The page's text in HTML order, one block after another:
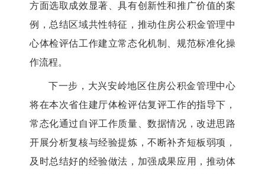
方面选取成效显著、具有创新性和推广价值的案
例，总结区域共性特征，推动住房公积金管理中
心体检评估工作建立常态化机制、规范标准化操
作流程。
下一步，大兴安岭地区住房公积金管理中心
将在本次省住建厅体检评估复评工作的指导下，
常态化通过自评工作质量、数据情况，改进思路
开展分析复核与经验提炼，不断补齐短板弱项，
及时总结好的经验做法，加强成果应用，推动体